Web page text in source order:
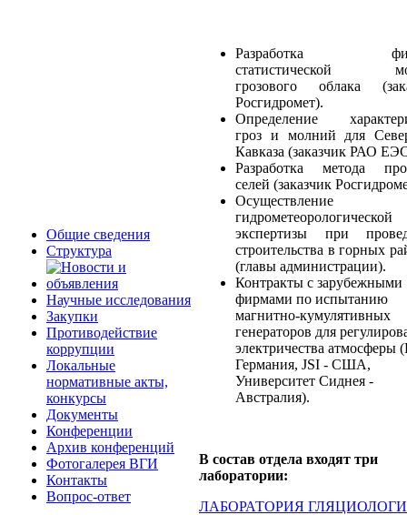
Общие сведения
Структура
Научные исследования
Закупки
Противодействие
коррупции
Локальные
нормативные акты,
конкурсы
Документы
Конференции
Архив конференций
Фотогалерея ВГИ
Контакты
Вопрос-ответ
Разработка
статистической
грозового облака
Росгидромет).
Определение
гроз и молний для
Кавказа (заказчик РАО
Разработка метода
селей (заказчик
Осуществление
гидрометеорологической
экспертизы при
строительства в горных
(главы администрации).
Контракты с зарубежными
фирмами по испытанию
магнитно-кумулятивных
генераторов для
электричества атмосферы
Германия, JSI - США,
Университет Сиднея -
Австралия).
В состав отдела входят три
лаборатории:
ЛАБОРАТОРИЯ